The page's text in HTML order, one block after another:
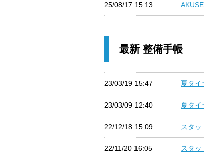
25/08/17 15:13
最新 整備手帳
23/03/19 15:47 夏タ
23/03/09 12:40 夏タ
22/12/18 15:09 スタ
22/11/20 16:05 スタ